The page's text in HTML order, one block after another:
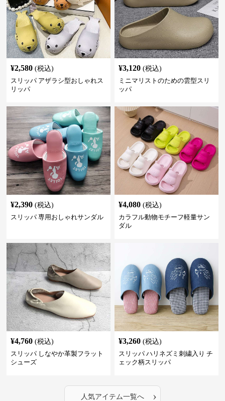
¥2,580 (税込)
スリッパ アザラシ型おしゃれス
リッパ
¥3,120 (税込)
ミニマリストのための雲型スリ
ッパ
¥2,390 (税込)
スリッパ 専用おしゃれサンダル
¥4,080 (税込)
カラフル動物モチーフ軽量サン
ダル
¥4,760 (税込)
スリッパ しなやか革製フラット
シューズ
¥3,260 (税込)
スリッパ ハリネズミ刺繍入り チ
ェック柄スリッパ
人気アイテム一覧へ ›